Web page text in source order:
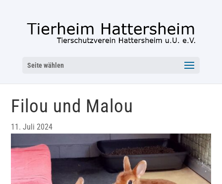
Seite wählen
Filou und Malou
11. Juli 2024